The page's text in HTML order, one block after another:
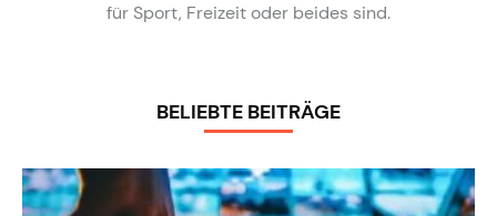
für Sport, Freizeit oder beides sind.
BELIEBTE BEITRÄGE